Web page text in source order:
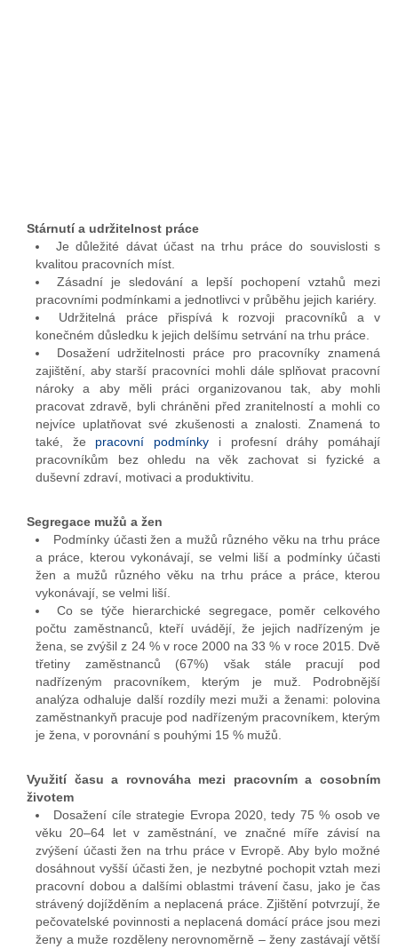
Stárnutí a udržitelnost práce
Je důležité dávat účast na trhu práce do souvislosti s
kvalitou pracovních míst.
Zásadní je sledování a lepší pochopení vztahů mezi
pracovními podmínkami a jednotlivci v průběhu jejich kariéry.
Udržitelná práce přispívá k rozvoji pracovníků a v
konečném důsledku k jejich delšímu setrvání na trhu práce.
Dosažení udržitelnosti práce pro pracovníky znamená
zajištění, aby starší pracovníci mohli dále splňovat pracovní
nároky a aby měli práci organizovanou tak, aby mohli
pracovat zdravě, byli chráněni před zranitelností a mohli co
nejvíce uplatňovat své zkušenosti a znalosti. Znamená to
také, že pracovní podmínky i profesní dráhy pomáhají
pracovníkům bez ohledu na věk zachovat si fyzické a
duševní zdraví, motivaci a produktivitu.
Segregace mužů a žen
Podmínky účasti žen a mužů různého věku na trhu práce
a práce, kterou vykonávají, se velmi liší a podmínky účasti
žen a mužů různého věku na trhu práce a práce, kterou
vykonávají, se velmi liší.
Co se týče hierarchické segregace, poměr celkového
počtu zaměstnanců, kteří uvádějí, že jejich nadřízeným je
žena, se zvýšil z 24 % v roce 2000 na 33 % v roce 2015. Dvě
třetiny zaměstnanců (67%) však stále pracují pod
nadřízeným pracovníkem, kterým je muž. Podrobnější
analýza odhaluje další rozdíly mezi muži a ženami: polovina
zaměstnankyň pracuje pod nadřízeným pracovníkem, kterým
je žena, v porovnání s pouhými 15 % mužů.
Využití času a rovnováha mezi pracovním a cosobním
životem
Dosažení cíle strategie Evropa 2020, tedy 75 % osob ve
věku 20–64 let v zaměstnání, ve značné míře závisí na
zvýšení účasti žen na trhu práce v Evropě. Aby bylo možné
dosáhnout vyšší účasti žen, je nezbytné pochopit vztah mezi
pracovní dobou a dalšími oblastmi trávení času, jako je čas
strávený dojížděním a neplacená práce. Zjištění potvrzují, že
pečovatelské povinnosti a neplacená domácí práce jsou mezi
ženy a muže rozděleny nerovnoměrně – ženy zastávají větší